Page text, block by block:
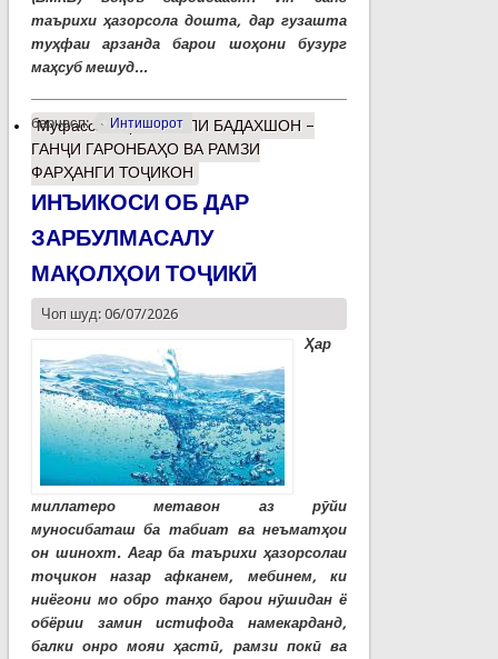
таърихи ҳазорсола дошта, дар гузашта
туҳфаи арзанда барои шоҳони бузург
маҳсуб мешуд...
барчасп: Интишорот
Муфассалтаро ЛАЪЛИ БАДАХШОН –
ГАНҶИ ГАРОНБАҲО ВА РАМЗИ
ФАРҲАНГИ ТОҶИКОН
ИНЪИКОСИ ОБ ДАР
ЗАРБУЛМАСАЛУ
МАҚОЛҲОИ ТОҶИКӢ
Чоп шуд: 06/07/2026
Ҳар
миллатеро метавон аз рӯйи
муносибаташ ба табиат ва неъматҳои
он шинохт. Агар ба таърихи ҳазорсолаи
тоҷикон назар афканем, мебинем, ки
ниёгони мо обро танҳо барои нӯшидан ё
обёрии замин истифода намекарданд,
балки онро мояи ҳастӣ, рамзи покӣ ва